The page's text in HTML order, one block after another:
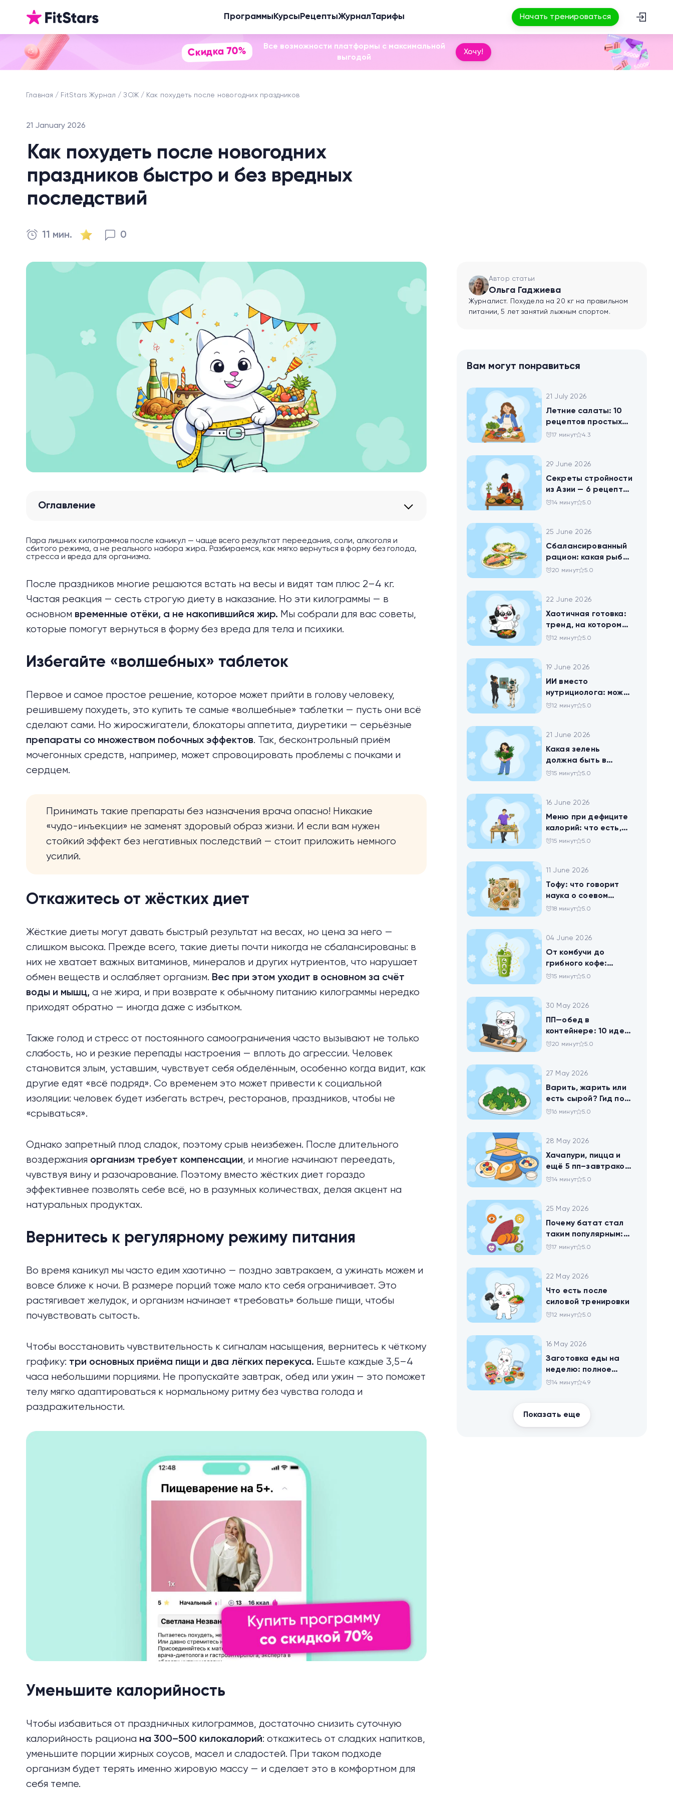
Программы Курсы РецептыЖурналТарифы Начать тренироваться
Скидка 70%
Все возможности платформы с максимальной
выгодой
Хочу!
Главная FitStars Журнал ЗОЖ Как похудеть после новогодних праздников
21 January 2026
Как похудеть после новогодних
праздников быстро и без вредных
последствий
11 мин. 0
Оглавление
Пара лишних килограммов после каникул — чаще всего результат переедания, соли, алкоголя и
сбитого режима, а не реального набора жира. Разбираемся, как мягко вернуться в форму без голода,
стресса и вреда для организма.
После праздников многие решаются встать на весы и видят там плюс 2–4 кг.
Частая реакция — сесть строгую диету в наказание. Но эти килограммы — в
основном временные отёки, а не накопившийся жир. Мы собрали для вас советы,
которые помогут вернуться в форму без вреда для тела и психики.
Избегайте «волшебных» таблеток
Первое и самое простое решение, которое может прийти в голову человеку,
решившему похудеть, это купить те самые «волшебные» таблетки — пусть они всё
сделают сами. Но жиросжигатели, блокаторы аппетита, диуретики — серьёзные
препараты со множеством побочных эффектов. Так, бесконтрольный приём
мочегонных средств, например, может спровоцировать проблемы с почками и
сердцем.
Принимать такие препараты без назначения врача опасно! Никакие
«чудо-инъекции» не заменят здоровый образ жизни. И если вам нужен
стойкий эффект без негативных последствий — стоит приложить немного
усилий.
Откажитесь от жёстких диет
Жёсткие диеты могут давать быстрый результат на весах, но цена за него —
слишком высока. Прежде всего, такие диеты почти никогда не сбалансированы: в
них не хватает важных витаминов, минералов и других нутриентов, что нарушает
обмен веществ и ослабляет организм. Вес при этом уходит в основном за счёт
воды и мышц, а не жира, и при возврате к обычному питанию килограммы нередко
приходят обратно — иногда даже с избытком.
Также голод и стресс от постоянного самоограничения часто вызывают не только
слабость, но и резкие перепады настроения — вплоть до агрессии. Человек
становится злым, уставшим, чувствует себя обделённым, особенно когда видит, как
другие едят «всё подряд». Со временем это может привести к социальной
изоляции: человек будет избегать встреч, ресторанов, праздников, чтобы не
«срываться».
Однако запретный плод сладок, поэтому срыв неизбежен. После длительного
воздержания организм требует компенсации, и многие начинают переедать,
чувствуя вину и разочарование. Поэтому вместо жёстких диет гораздо
эффективнее позволять себе всё, но в разумных количествах, делая акцент на
натуральных продуктах.
Вернитесь к регулярному режиму питания
Во время каникул мы часто едим хаотично — поздно завтракаем, а ужинать можем и
вовсе ближе к ночи. В размере порций тоже мало кто себя ограничивает. Это
растягивает желудок, и организм начинает «требовать» больше пищи, чтобы
почувствовать сытость.
Чтобы восстановить чувствительность к сигналам насыщения, вернитесь к чёткому
графику: три основных приёма пищи и два лёгких перекуса. Ешьте каждые 3,5–4
часа небольшими порциями. Не пропускайте завтрак, обед или ужин — это поможет
телу мягко адаптироваться к нормальному ритму без чувства голода и
раздражительности.
Уменьшите калорийность
Чтобы избавиться от праздничных килограммов, достаточно снизить суточную
калорийность рациона на 300–500 килокалорий: откажитесь от сладких напитков,
уменьшите порции жирных соусов, масел и сладостей. При таком подходе
организм будет терять именно жировую массу— и сделает это в комфортном для
себя темпе.
Автор статьи
Ольга Гаджиева
Журналист. Похудела на 20 кг на правильном
питании, 5 лет занятий лыжным спортом.
Вам могут понравиться
21 July 2026
Летние салаты: 10
рецептов простых
блюд для будней и
17 минут 4.3
29 June 2026
Секреты стройности
из Азии — 6 рецептов
китайских салатов
14 минут 5.0
25 June 2026
Сбалансированный
рацион: какая рыба
самая полезная
20 минут 5.0
22 June 2026
Хаотичная готовка:
тренд, на котором
похудел весь ТикТок
12 минут 5.0
19 June 2026
ИИ вместо
нутрициолога: можно
ли доверить
12 минут 5.0
21 June 2026
Какая зелень
должна быть в
тарелке
15 минут 5.0
16 June 2026
Меню при дефиците
калорий: что есть,
чтобы худеть
15 минут 5.0
11 June 2026
Тофу: что говорит
наука о соевом
твороге, который
18 минут 5.0
04 June 2026
От комбучи до
грибного кофе:
разбираемся в
15 минут 5.0
30 May 2026
ПП—обед в
контейнере: 10 идей
для офисников,
20 минут 5.0
27 May 2026
Варить, жарить или
есть сырой? Гид по
брокколи
16 минут 5.0
28 May 2026
Хачапури, пицца и
ещё 5 пп–завтраков,
чтобы набрать
14 минут 5.0
25 May 2026
Почему батат стал
таким популярным:
всё о пользе
17 минут 5.0
22 May 2026
Что есть после
силовой тренировки
12 минут 5.0
16 May 2026
Заготовка еды на
неделю: полное
руководство для
14 минут 4.9
Показать еще